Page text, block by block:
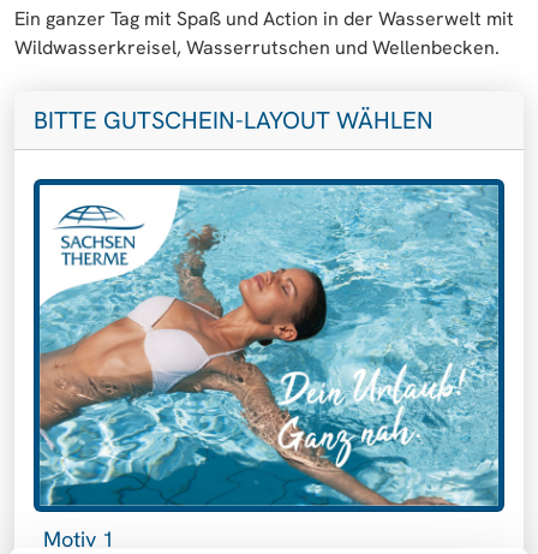
Ein ganzer Tag mit Spaß und Action in der Wasserwelt mit
Wildwasserkreisel, Wasserrutschen und Wellenbecken.
BITTE GUTSCHEIN-LAYOUT WÄHLEN
Motiv 1